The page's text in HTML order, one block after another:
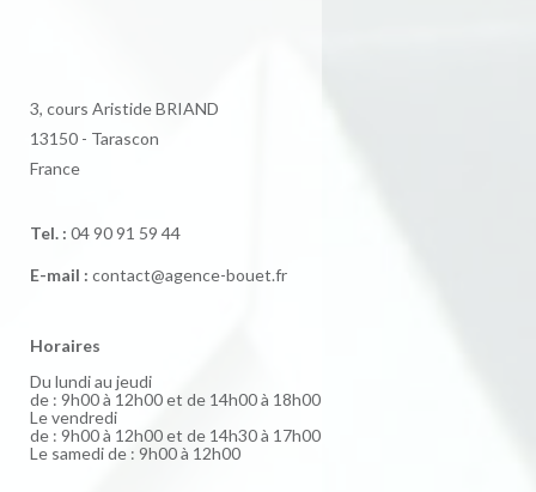
3, cours Aristide BRIAND
13150 - Tarascon
France
Tel. : 04 90 91 59 44
E-mail : contact@agence-bouet.fr
Horaires
Du lundi au jeudi
de : 9h00 à 12h00 et de 14h00 à 18h00
Le vendredi
de : 9h00 à 12h00 et de 14h30 à 17h00
Le samedi de : 9h00 à 12h00